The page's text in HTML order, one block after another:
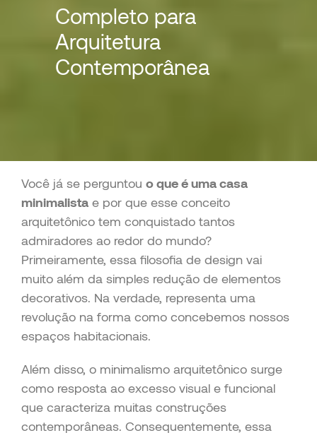
Completo para
Arquitetura
Contemporânea
Você já se perguntou o que é uma casa
minimalista e por que esse conceito
arquitetônico tem conquistado tantos
admiradores ao redor do mundo?
Primeiramente, essa filosofia de design vai
muito além da simples redução de elementos
decorativos. Na verdade, representa uma
revolução na forma como concebemos nossos
espaços habitacionais.
Além disso, o minimalismo arquitetônico surge
como resposta ao excesso visual e funcional
que caracteriza muitas construções
contemporâneas. Consequentemente, essa